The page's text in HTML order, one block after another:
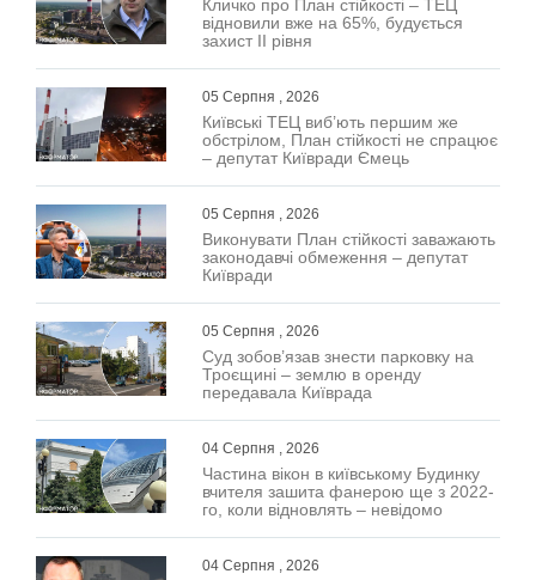
Кличко про План стійкості – ТЕЦ
відновили вже на 65%, будується
захист ІІ рівня
05 Серпня , 2026
Київські ТЕЦ виб’ють першим же
обстрілом, План стійкості не спрацює
– депутат Київради Ємець
05 Серпня , 2026
Виконувати План стійкості заважають
законодавчі обмеження – депутат
Київради
05 Серпня , 2026
Суд зобов’язав знести парковку на
Троєщині – землю в оренду
передавала Київрада
04 Серпня , 2026
Частина вікон в київському Будинку
вчителя зашита фанерою ще з 2022-
го, коли відновлять – невідомо
04 Серпня , 2026